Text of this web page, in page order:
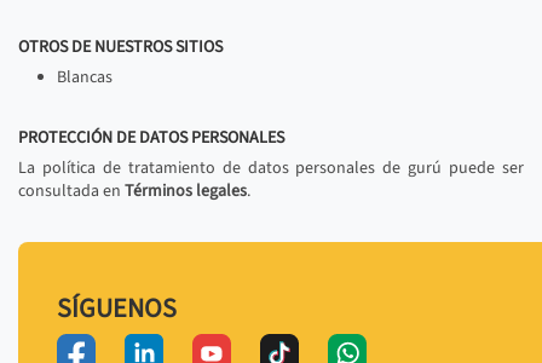
OTROS DE NUESTROS SITIOS
Blancas
PROTECCIÓN DE DATOS PERSONALES
La política de tratamiento de datos personales de gurú puede ser
consultada en Términos legales.
SÍGUENOS